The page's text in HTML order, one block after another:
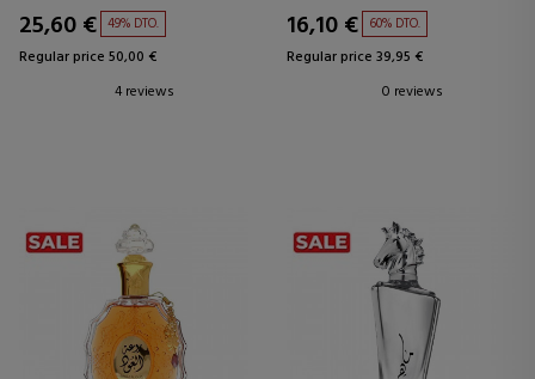
25,60 € 49% DTO.
Regular price 50,00 €
4 reviews
16,10 € 60% DTO.
Regular price 39,95 €
0 reviews